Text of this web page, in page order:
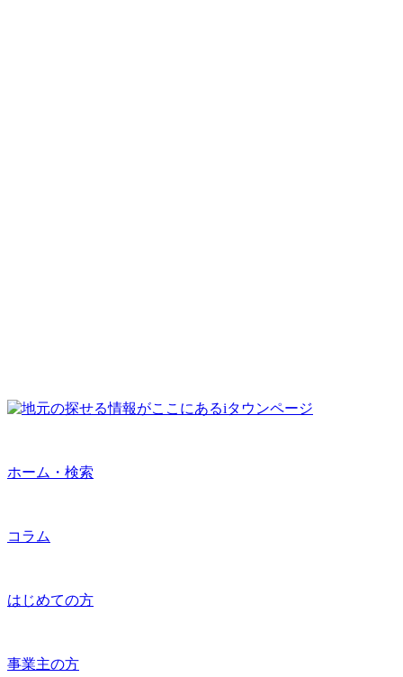
ホーム・検索
コラム
はじめての方
事業主の方